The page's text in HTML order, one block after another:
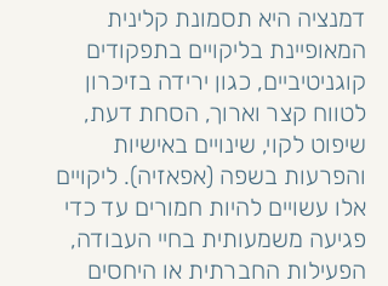
דמנציה היא תסמונת קלינית
המאופיינת בליקויים בתפקודים
קוגניטיביים, כגון ירידה בזיכרון
לטווח קצר וארוך, הסחת דעת,
שיפוט לקוי, שינויים באישיות
והפרעות בשפה (אפאזיה). ליקויים
אלו עשויים להיות חמורים עד כדי
פגיעה משמעותית בחיי העבודה,
הפעילות החברתית או היחסים